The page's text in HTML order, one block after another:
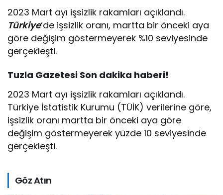
2023 Mart ayı işsizlik rakamları açıklandı.
Türkiye‘de işsizlik oranı, martta bir önceki aya
göre değişim göstermeyerek %10 seviyesinde
gerçekleşti.
Tuzla Gazetesi Son dakika haberi!
2023 Mart ayı işsizlik rakamları açıklandı.
Türkiye İstatistik Kurumu (TÜİK) verilerine göre,
işsizlik oranı martta bir önceki aya göre
değişim göstermeyerek yüzde 10 seviyesinde
gerçekleşti.
Göz Atın